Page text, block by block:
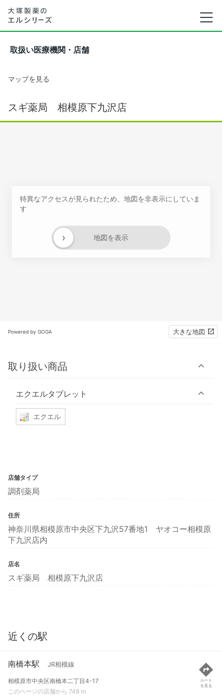
取扱い医療機関・店舗
マップを見る
スギ薬局 相模原下九沢店
特異なアクセスが見られたため、地図を非表示にしていま
す
地図を表示
›
Powered by GOGA 大きな地図
取り扱い商品
エクエルタブレット
エクエル
店舗タイプ
調剤薬局
住所
神奈川県相模原市中央区下九沢57番地1 ヤオコー相模原
下九沢店内
店名
スギ薬局 相模原下九沢店
近くの駅
南橋本駅 JR相模線
相模原市中央区南橋本二丁目4-17
このページの店舗から 748 m
ルート
を見る